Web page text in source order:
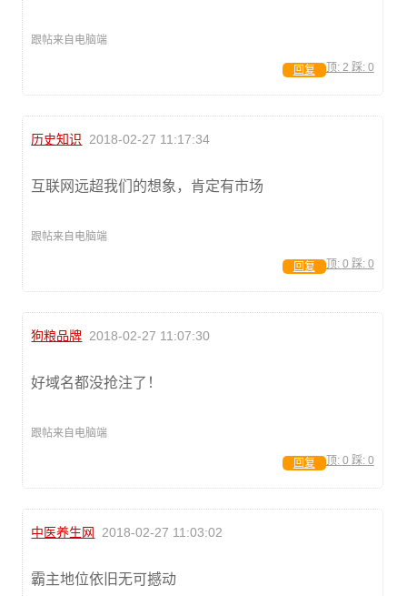
跟帖来自电脑端
顶: 2 踩: 0
回复
历史知识 2018-02-27 11:17:34
互联网远超我们的想象，肯定有市场
跟帖来自电脑端
顶: 0 踩: 0
回复
狗粮品牌 2018-02-27 11:07:30
好域名都没抢注了！
跟帖来自电脑端
顶: 0 踩: 0
回复
中医养生网 2018-02-27 11:03:02
霸主地位依旧无可撼动